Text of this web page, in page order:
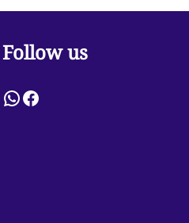
Follow us
WhatsApp
Facebook